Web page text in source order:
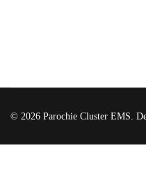
© 2026 Parochie Cluster EMS.